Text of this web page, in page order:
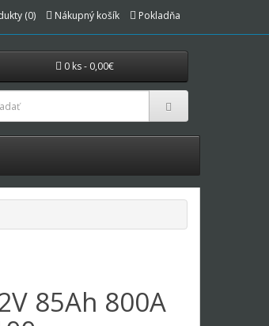
(0) Nákupný košík Pokladňa
0 ks - 0,00€
85Ah 800A